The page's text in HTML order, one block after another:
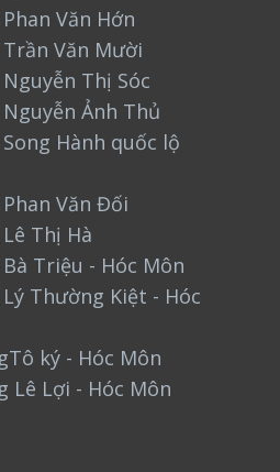
Văn Hớn
Văn Mười
Thị Sóc
Ảnh Thủ
Hành quốc lộ
Văn Đối
Thị Hà
Triệu - Hóc Môn
Thường Kiệt - Hóc
ký - Hóc Môn
Lê Lợi - Hóc Môn